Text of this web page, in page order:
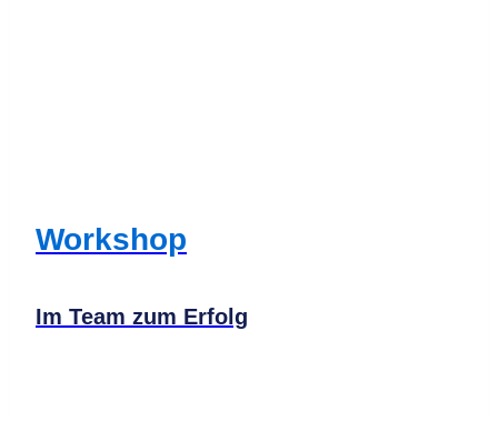
Workshop
Im Team zum Erfolg